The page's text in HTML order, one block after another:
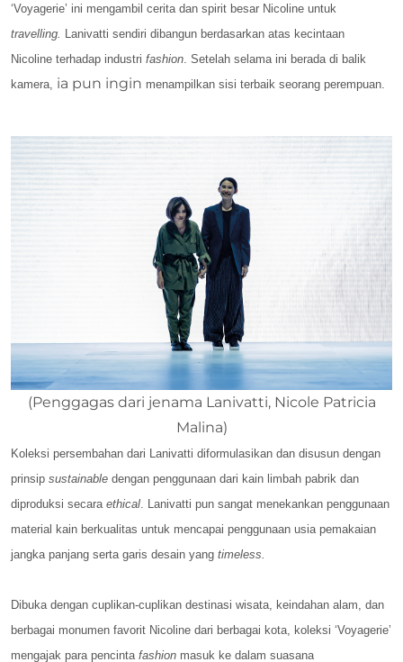
‘Voyagerie’ ini mengambil cerita dan spirit besar Nicoline untuk
travelling. Lanivatti sendiri dibangun berdasarkan atas kecintaan
Nicoline terhadap industri fashion . Setelah selama ini berada di balik
kamera, ia pun ingin menampilkan sisi terbaik seorang perempuan.
(Penggagas dari jenama Lanivatti, Nicole Patricia
Malina)
Koleksi persembahan dari Lanivatti diformulasikan dan disusun dengan
prinsip sustainable dengan penggunaan dari kain limbah pabrik dan
diproduksi secara ethical. Lanivatti pun sangat menekankan penggunaan
material kain berkualitas untuk mencapai penggunaan usia pemakaian
jangka panjang serta garis desain yang timeless.
Dibuka dengan cuplikan-cuplikan destinasi wisata, keindahan alam, dan
berbagai monumen favorit Nicoline dari berbagai kota, koleksi ‘Voyagerie’
mengajak para pencintafashion masuk ke dalam suasana